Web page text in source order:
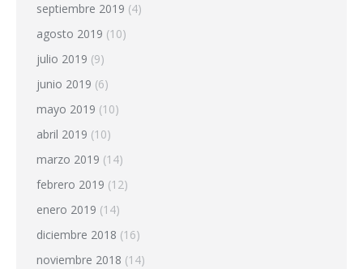
septiembre 2019 (4)
agosto 2019 (10)
julio 2019 (9)
junio 2019 (6)
mayo 2019 (10)
abril 2019 (10)
marzo 2019 (14)
febrero 2019 (12)
enero 2019 (14)
diciembre 2018 (16)
noviembre 2018 (14)